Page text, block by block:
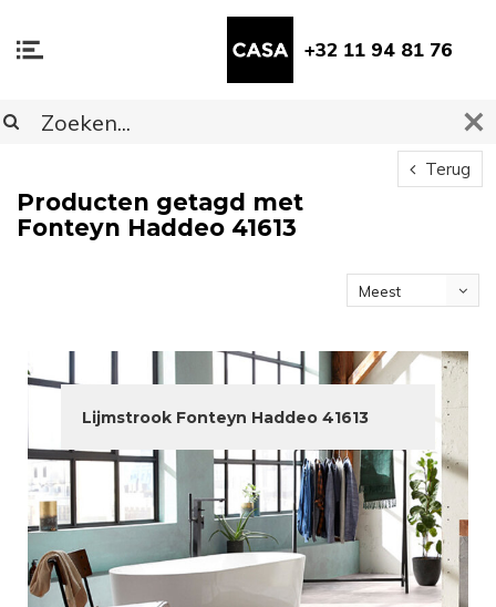
+32 11 94 81 76
Terug
Producten getagd met
Fonteyn Haddeo 41613
Meest
Lijmstrook Fonteyn Haddeo 41613